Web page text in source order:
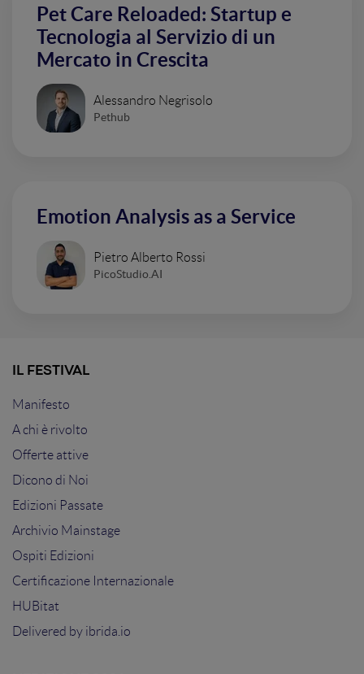
Pet Care Reloaded: Startup e
Tecnologia al Servizio di un
Mercato in Crescita
Alessandro Negrisolo
Pethub
Emotion Analysis as a Service
Pietro Alberto Rossi
PicoStudio.AI
IL FESTIVAL
Manifesto
A chi è rivolto
Offerte attive
Dicono di Noi
Edizioni Passate
Archivio Mainstage
Ospiti Edizioni
Certificazione Internazionale
HUBitat
Delivered by ibrida.io